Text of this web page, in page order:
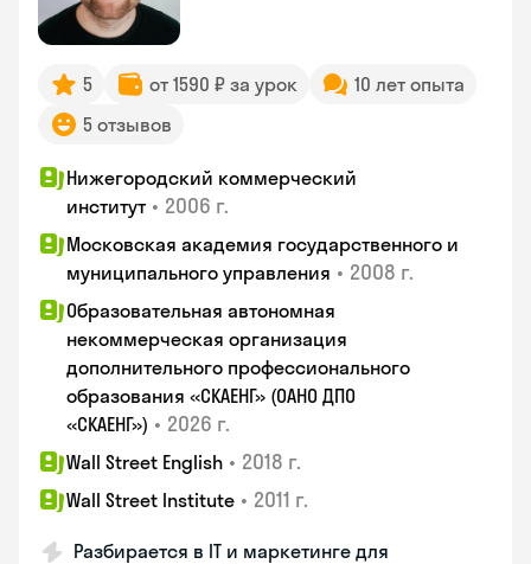
5 от 1590 ₽ за урок
10 лет опыта
5 отзывов
Нижегородский коммерческий
институт • 2006 г.
Московская академия государственного и
муниципального управления • 2008 г.
Образовательная автономная
некоммерческая организация
дополнительного профессионального
образования «СКАЕНГ» (ОАНО ДПО
«СКАЕНГ») • 2026 г.
Wall Street English • 2018 г.
Wall Street Institute • 2011 г.
Разбирается в IT и маркетинге для